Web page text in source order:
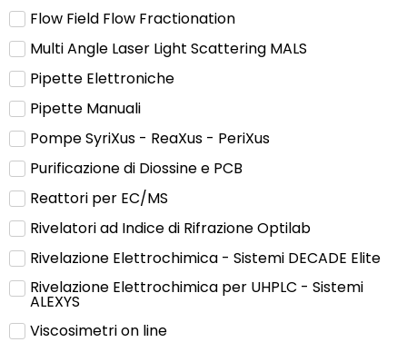
Flow Field Flow Fractionation
Multi Angle Laser Light Scattering MALS
Pipette Elettroniche
Pipette Manuali
Pompe SyriXus - ReaXus - PeriXus
Purificazione di Diossine e PCB
Reattori per EC/MS
Rivelatori ad Indice di Rifrazione Optilab
Rivelazione Elettrochimica - Sistemi DECADE Elite
Rivelazione Elettrochimica per UHPLC - Sistemi
ALEXYS
Viscosimetri on line